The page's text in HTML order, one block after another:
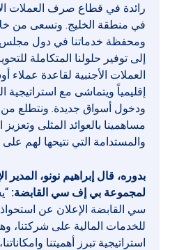
رائدة في قطاع صرف العملات
في منطقة الخليج. ونسعى من
ومحفظة خدماتنا في دول مجلس
إلى توفير حلولنا المتكاملة
العملات الأجنبية لقاعدة عملاء
إقليمياً ويتماشى مع استراتيجية
ودخول أسواق جديدة. ونتطلع من
مساهمينا بالعوائد المثلى
والمستدامة التي نتيحها لهم
بدوره، قال إبراهيم نونو، المدير
لمجموعة بي إف سي القابضة:
سي القابضة الإعلان عن
للخدمات المالية على شركتنا،
استراتيجية تبرز أهميتنا